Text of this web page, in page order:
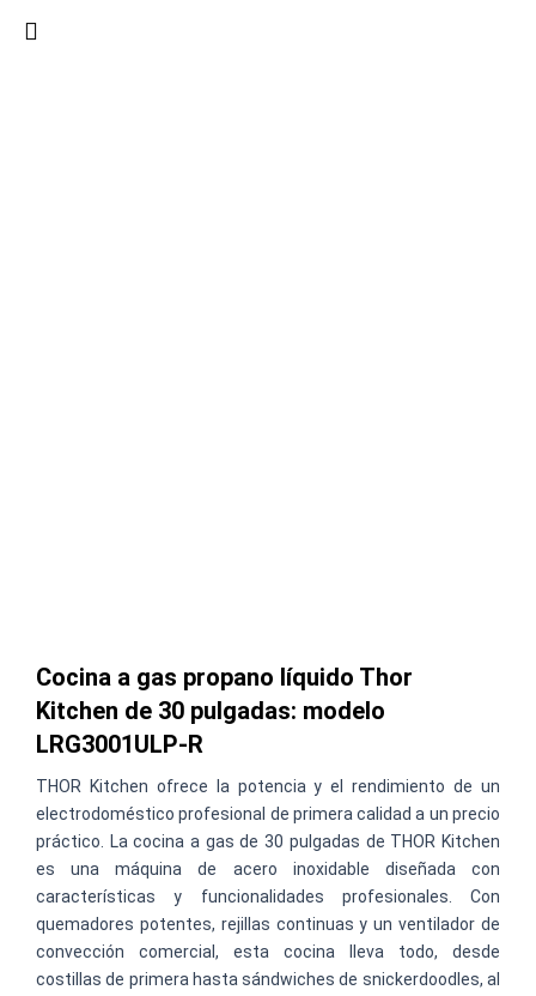
Cocina a gas propano líquido Thor
Kitchen de 30 pulgadas: modelo
LRG3001ULP-R
THOR Kitchen ofrece la potencia y el rendimiento de un
electrodoméstico profesional de primera calidad a un precio
práctico. La cocina a gas de 30 pulgadas de THOR Kitchen
es una máquina de acero inoxidable diseñada con
características y funcionalidades profesionales. Con
quemadores potentes, rejillas continuas y un ventilador de
convección comercial, esta cocina lleva todo, desde
costillas de primera hasta sándwiches de snickerdoodles, al